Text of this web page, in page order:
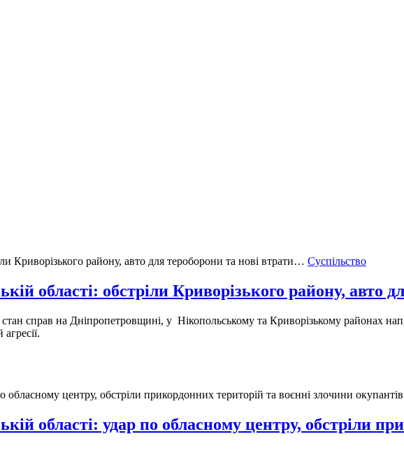
Суспільство
області: обстріли Криворізького району, авто
справ на Дніпропетровщині, у Нікопольському та Криворізькому районах
області: удар по обласному центру, обстріли